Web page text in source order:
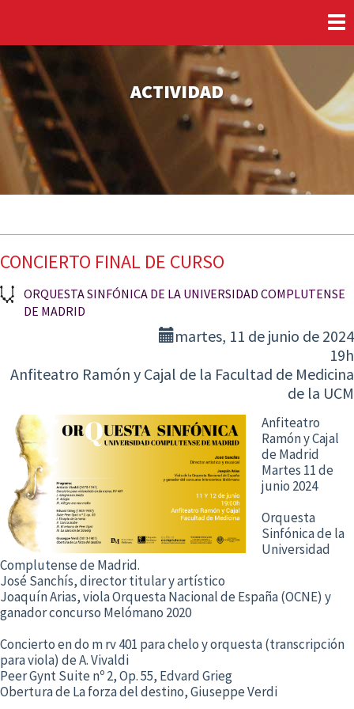
ACTIVIDAD
CONCIERTO FINAL DE CURSO
ORQUESTA SINFÓNICA DE LA UNIVERSIDAD COMPLUTENSE
DE MADRID
martes, 11 de junio de 2024
19h
Anfiteatro Ramón y Cajal de la Facultad de Medicina
de la UCM
Anfiteatro
Ramón y Cajal
de Madrid
Martes 11 de
junio 2024
Orquesta
Sinfónica de la
Universidad
Complutense de Madrid.
José Sanchís, director titular y artístico
Joaquín Arias, viola Orquesta Nacional de España (OCNE) y
ganador concurso Melómano 2020
Concierto en do m rv 401 para chelo y orquesta (transcripción
para viola) de A. Vivaldi
Peer Gynt Suite nº 2, Op. 55, Edvard Grieg
Obertura de La forza del destino, Giuseppe Verdi